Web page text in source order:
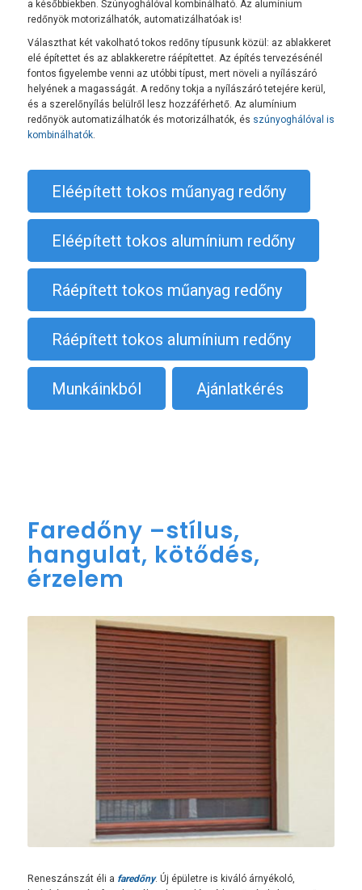
a későbbiekben. Szúnyoghálóval kombinálható. Az alumínium
redőnyök motorizálhatók, automatizálhatóak is!
Választhat két vakolható tokos redőny típusunk közül: az ablakkeret
elé építettet és az ablakkeretre ráépítettet. Az építés tervezésénél
fontos figyelembe venni az utóbbi típust, mert növeli a nyílászáró
helyének a magasságát. A redőny tokja a nyílászáró tetejére kerül,
és a szerelőnyílás belülről lesz hozzáférhető. Az alumínium
redőnyök automatizálhatók és motorizálhatók, és szúnyoghálóval is
kombinálhatók.
Eléépített tokos műanyag redőny
Eléépített tokos alumínium redőny
Ráépített tokos műanyag redőny
Ráépített tokos alumínium redőny
Munkáinkból Ajánlatkérés
Faredőny –stílus,
hangulat, kötődés,
érzelem
Reneszánszát éli a faredőny. Új épületre is kiváló árnyékoló,